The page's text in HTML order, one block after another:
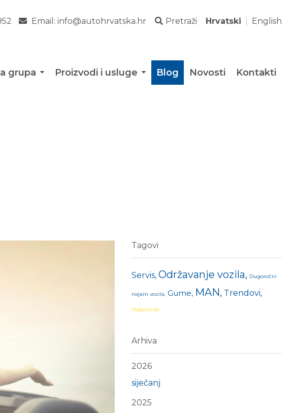
Email: info@autohrvatska.hr Pretraži Hrvatski English
grupa Proizvodi i usluge Blog Novosti Kontakti
Tagovi
Servis Održavanje vozila Dugoročni
najam vozila Gume MAN Trendovi
Osiguranje
Arhiva
2026
siječanj
2025